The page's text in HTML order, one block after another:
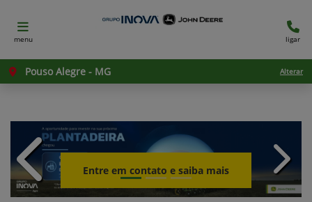
menu ligar
Pouso Alegre - MG Alterar
Entre em contato e saiba mais
templates.template-